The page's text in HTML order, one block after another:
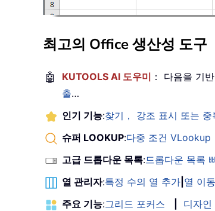
최고의 Office 생산성 도구
🤖 KUTOOLS AI 도우미 ： 다음을 기
출…
인기 기능:찾기， 강조 표시 또는 중
슈퍼 LOOKUP:다중 조건 VLookup
고급 드롭다운 목록:드롭다운 목록
열 관리자:특정 수의 열 추가 열 이동
주요 기능:그리드 포커스 디자인